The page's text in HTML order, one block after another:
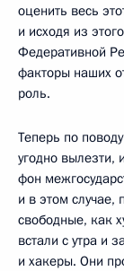
оценить весь
и исходя из
Федеративной
факторы наших
роль.
Теперь по
угодно
фон
и в этом случае,
свободные, как
встали с утра и
и хакеры. Они